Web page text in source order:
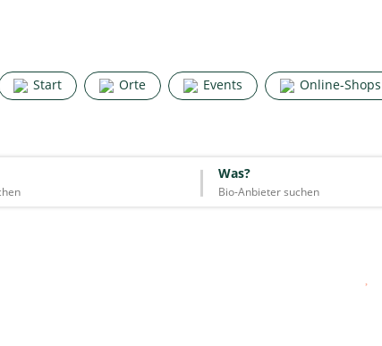
Start Orte Events Online-Shops
Was?
Start Orte Events Online-Shops
Was?